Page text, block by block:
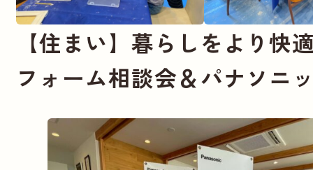
【住まい】暮らしをより快
フォーム相談会＆パナソニ